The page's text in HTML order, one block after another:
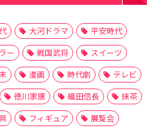
大河ドラマ
平安時代
ー 戦国武将
スイーツ
漫画 時代劇
テレビ
徳川家康 織田信長
抹茶
フィギュア
展覧会